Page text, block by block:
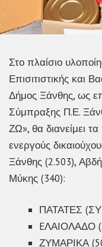
Στο πλαίσιο
Επισιτιστικής και
Δήμος Ξάνθης, ως
Σύμπραξης Π.Ε.
ΖΩ», θα διανείμει
ενεργούς
Ξάνθης (2.503),
Μύκης (340):
ΠΑΤΑΤΕΣ
EΛΑΙΟΛΑΔΟ
ΖΥΜΑΡΙΚΑ